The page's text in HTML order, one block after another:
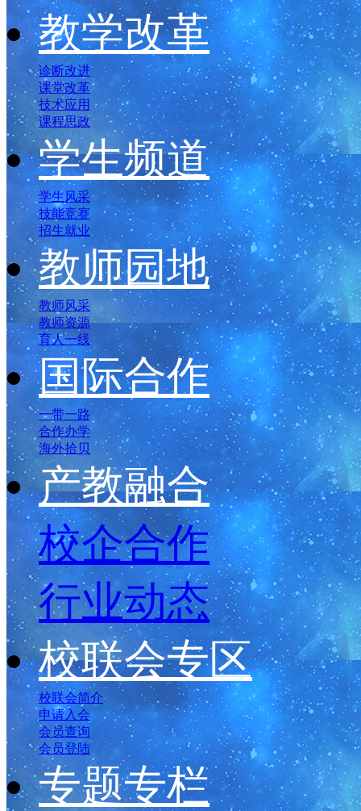
教学改革
诊断改进
课堂改革
技术应用
课程思政
学生频道
学生风采
技能竞赛
招生就业
教师园地
教师风采
教师资源
育人一线
国际合作
一带一路
合作办学
海外拾贝
产教融合
校企合作
行业动态
校联会专区
校联会简介
申请入会
会员查询
会员登陆
专题专栏